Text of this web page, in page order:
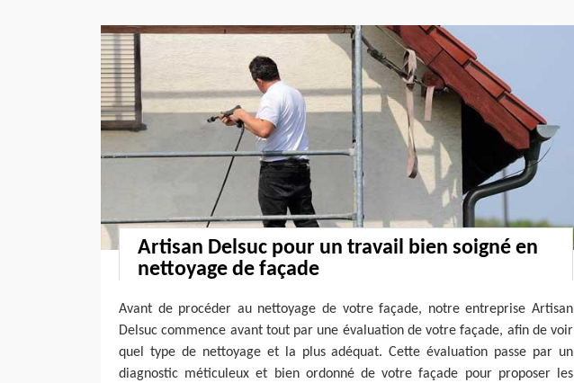
Artisan Delsuc pour un travail bien soigné en
nettoyage de façade
Avant de procéder au nettoyage de votre façade, notre entreprise Artisan
Delsuc commence avant tout par une évaluation de votre façade, afin de voir
quel type de nettoyage et la plus adéquat. Cette évaluation passe par un
diagnostic méticuleux et bien ordonné de votre façade pour proposer les